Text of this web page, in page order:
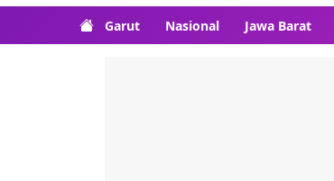
Garut Nasional Jawa Barat